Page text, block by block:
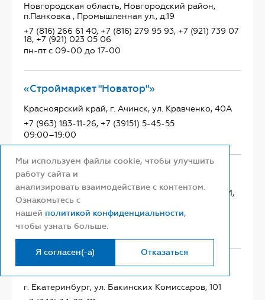
Мы используем файлы cookie, чтобы улучшить
работу сайта и
анализировать взаимодействие с контентом.
Ознакомьтесь с
нашей политикой конфиденциальности,
чтобы узнать больше.
Я согласен(-а) Отказаться
Новгородская область, Новгородский район,
п.Панковка , Промышленная ул., д.19
+7 (816) 266 61 40, +7 (816) 279 95 93, +7 (921) 739 07
18, +7 (921) 023 05 06
пн-пт с 09-00 до 17-00
«Строймаркет "Новатор"»
Красноярский край, г. Ачинск, ул. Кравченко, 40А
+7 (963) 183-11-26, +7 (39151) 5-45-55
09:00–19:00
«Строймаркет "Новатор"»
Красноярский край, г Назарово, ул. 30 лет ВЛКСМ,
23
+7 (391) 555 51-11, +7 (960) 770 52-42
09:00–19:00
«НЕПТУН»
г. Екатеринбург, ул. Бакинских Комиссаров, 101